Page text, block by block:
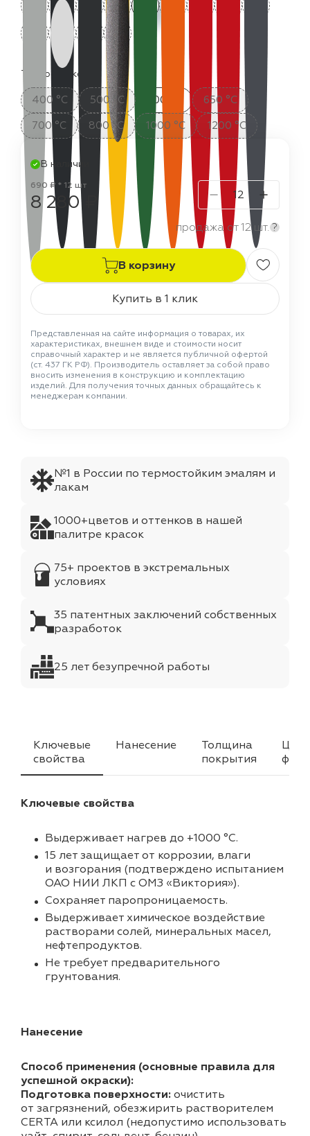
Термостойкость:
400 °C 500 °C 600 °C
650 °C
700 °C
800 °C 1000 °C 1200 °C
В наличии
690 ₽ * 12 шт
8 280 ₽
продажа от 12 шт. ?
В корзину
Купить в 1 клик
Представленная на сайте информация о товарах, их
характеристиках, внешнем виде и стоимости носит
справочный характер и не является публичной офертой
(ст. 437 ГК РФ). Производитель оставляет за собой право
вносить изменения в конструкцию и комплектацию
изделий. Для получения точных данных обращайтесь к
менеджерам компании.
№1 в России по термостойким эмалям и
лакам
1000+цветов и оттенков в нашей
палитре красок
75+ проектов в экстремальных
условиях
35 патентных заключений собственных
разработок
25 лет безупречной работы
Ключевые
свойства
Нанесение
Толщина
покрытия
Ключевые свойства
Выдерживает нагрев до +1000 °C.
15 лет защищает от коррозии, влаги
и возгорания (подтверждено испытанием
ОАО НИИ ЛКП с ОМЗ «Виктория»).
Cохраняет паропроницаемость.
Выдерживает химическое воздействие
растворами солей, минеральных масел,
нефтепродуктов.
Не требует предварительного
грунтования.
Нанесение
Способ применения (основные правила для
успешной окраски):
Подготовка поверхности: очистить
от загрязнений, обезжирить растворителем
CERTA или ксилол (недопустимо использовать